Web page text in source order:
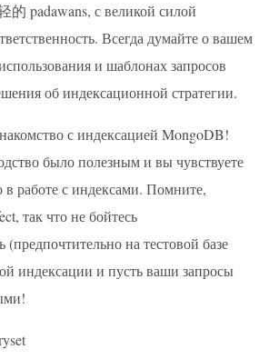
的 padawans, с великой силой
Всегда думайте о вашем
и шаблонах запросов
об индексационной стратегии.
с индексацией MongoDB!
было полезным и вы чувствуете
в работе с индексами. Помните,
так что не бойтесь
(предпочтительно на тестовой базе
индексации и пусть ваши запросы